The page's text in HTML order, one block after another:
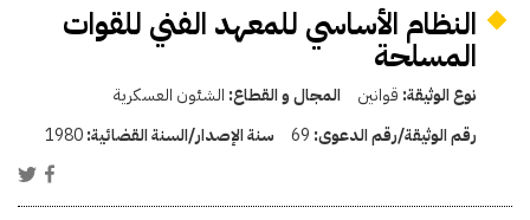
النظام الأساسي للمعهد الفني للقوات
المسلحة
نوع الوثيقة: قوانين المجال و القطاع: الشئون العسكرية
رقم الوثيقة/رقم الدعوى: 69 سنة الإصدار/السنة القضائية:1980